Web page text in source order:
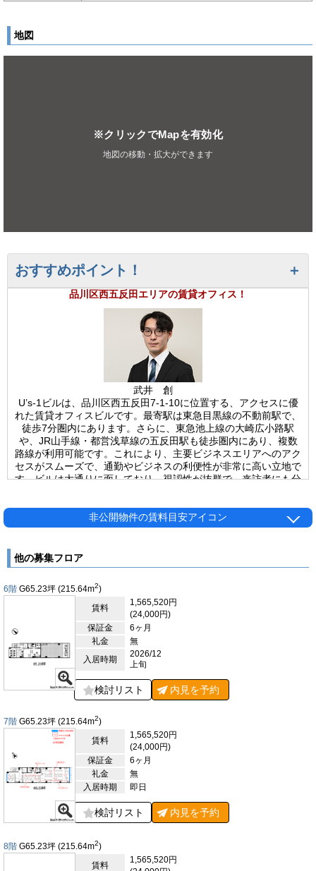
地図
※クリックでMapを有効化
地図の移動・拡大ができます
おすすめポイント！
品川区西五反田エリアの賃貸オフィス！
武井 創
U’s-1ビルは、品川区西五反田7-1-10に位置する、アクセスに優
れた賃貸オフィスビルです。最寄駅は東急目黒線の不動前駅で、
徒歩7分圏内にあります。さらに、東急池上線の大崎広小路駅
や、JR山手線・都営浅草線の五反田駅も徒歩圏内にあり、複数
路線が利用可能です。これにより、主要ビジネスエリアへのアク
セスがスムーズで、通勤やビジネスの利便性が非常に高い立地で
す。ビルは大通りに面しており、視認性が抜群で、来訪者にも分
で、快適なオフィス環境が整っています。周辺には飲食店やカフ
ェも豊富にあり、ランチや打ち合わせに便利です。U’s-1ビルは
物件です。鉄骨鉄筋コンクリート造で地上9階建て（地下階な
し）、基準階は約65坪の賃貸オフィスフロアが広がり、ワンフ
曜8:00～15:00に開放され、ビル内には13人乗りのエレベーター
が1基設置されています。24時間使用可能で、使用時間に制限は
ありません。さらに、駐車場1台分のスペースを備えており、機
械警備と光ファイバーが完備されており、セキュリティ面でも安
心です。貸室内は、個別空調とOAフロアが完備されており、快
適な作業環境が整っています。トイレは室内に男女別で設置され
ています。充実した設備が整ったこのビルは、オフィスとしての
利用に非常に適した物件です。
U’s-1ビルは、品川区西五反田7-1-10に所在し、周辺には交通機
関や生活施設が充実しています。最寄り駅は、東急目黒線の不動
前駅で徒歩7分の距離にあり、さらに東急池上線の大崎広小路駅
や、JR山手線・都営浅草線の五反田駅も徒歩圏内に位置してい
ます。これにより、複数の路線が利用でき、都心部へのアクセス
が非常に良好です。また、五反田駅は複数の鉄道路線が交差する
交通の要所であり、通勤やビジネスにも便利な立地です。周辺に
は、飲食店やカフェ、コンビニエンスストアなどが多数点在し、
ランチタイムや打ち合わせにも便利な環境です。また、大通りに
りやすい立地となっています。周辺は車通りが多いため、周囲の
商業エリアや飲食店の利用もしやすく、活気ある環境が広がって
非公開物件の賃料目安アイコン
他の募集フロア
6階 G65.23坪 (215.64m2)
賃料
1,565,520円
(24,000円)
保証金
6ヶ月
礼金
無
入居時期
2026/12
上旬
検討リスト 内見を予約
7階 G65.23坪 (215.64m2)
賃料
1,565,520円
(24,000円)
保証金
6ヶ月
礼金
無
入居時期
即日
検討リスト 内見を予約
8階 G65.23坪 (215.64m2)
賃料
1,565,520円